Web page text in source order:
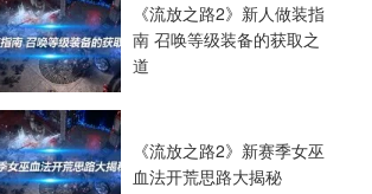
《流放之路2》新人做装指
南 召唤等级装备的获取之
道
《流放之路2》新赛季女巫
血法开荒思路大揭秘